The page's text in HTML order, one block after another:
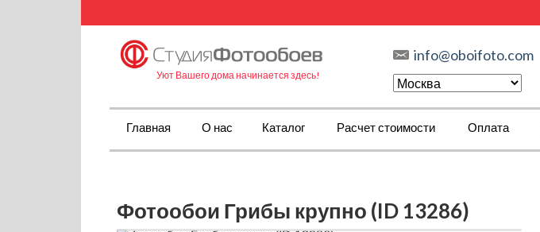
Уют Вашего дома начинается здесь!
info@oboifoto.com
Главная О нас Каталог Расчет стоимости Оплата
Фотообои Грибы крупно (ID 13286)